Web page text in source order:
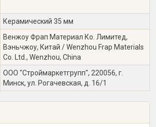
Керамический 35 мм
Венжоу Фрап Материал Ко. Лимитед,
Вэньчжоу, Китай / Wenzhou Frap Materials
Co. Ltd., Wenzhou, China
ООО "Строймаркетгрупп", 220056, г.
Минск, ул. Рогачевская, д. 16/1